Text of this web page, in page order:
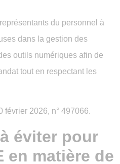
du personnel à
dans la gestion des
outils numériques afin de
tout en respectant les
février 2026, n° 497066.
éviter pour
en matière de